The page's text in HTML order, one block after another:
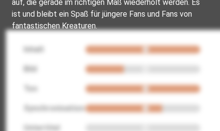
auf, die gerade im richtigen Maß wiederholt werden. Es
ist und bleibt ein Spaß für jüngere Fans und Fans von
fantastischen Kreaturen.
Inhalt
Bild
Ton
Synchronisation
Untertitel